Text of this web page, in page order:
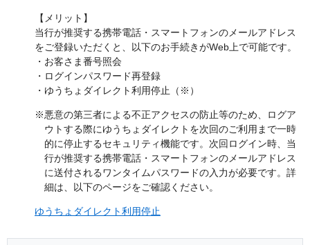
【メリット】
当行が推奨する携帯電話・スマートフォンのメールアドレス
をご登録いただくと、以下のお手続きがWeb上で可能です。
・お客さま番号照会
・ログインパスワード再登録
・ゆうちょダイレクト利用停止（※）
※悪意の第三者による不正アクセスの防止等のため、ログア
ウトする際にゆうちょダイレクトを次回のご利用まで一時
的に停止するセキュリティ機能です。次回ログイン時、当
行が推奨する携帯電話・スマートフォンのメールアドレス
に送付されるワンタイムパスワードの入力が必要です。詳
細は、以下のページをご確認ください。
ゆうちょダイレクト利用停止